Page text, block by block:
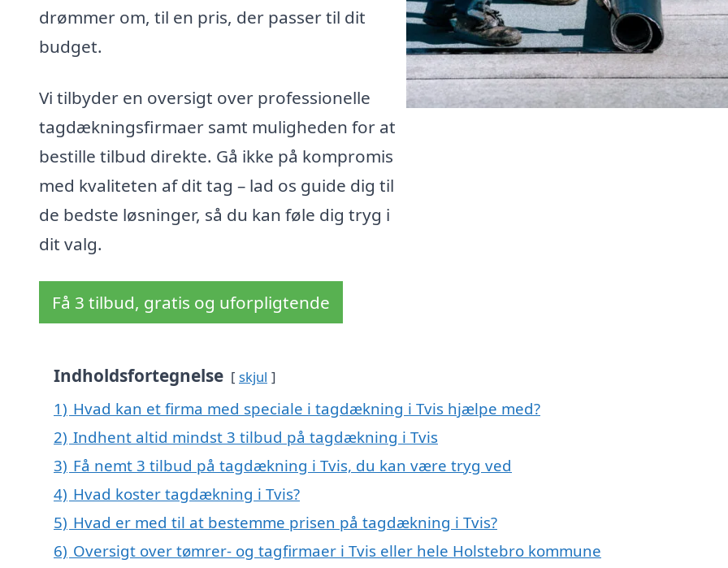
drømmer om, til en pris, der passer til dit
budget.
Vi tilbyder en oversigt over professionelle
tagdækningsfirmaer samt muligheden for at
bestille tilbud direkte. Gå ikke på kompromis
med kvaliteten af dit tag – lad os guide dig til
de bedste løsninger, så du kan føle dig tryg i
dit valg.
Få 3 tilbud, gratis og uforpligtende
Indholdsfortegnelse skjul
1) Hvad kan et firma med speciale i tagdækning i Tvis hjælpe med?
2) Indhent altid mindst 3 tilbud på tagdækning i Tvis
3) Få nemt 3 tilbud på tagdækning i Tvis, du kan være tryg ved
4) Hvad koster tagdækning i Tvis?
5) Hvad er med til at bestemme prisen på tagdækning i Tvis?
6) Oversigt over tømrer- og tagfirmaer i Tvis eller hele Holstebro kommune